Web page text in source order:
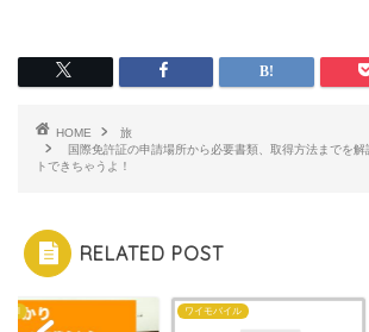
HOME
旅
国際免許証の申請場所から必要書類、取得方法までを
トできちゃうよ！
RELATED POST
ワイモバイル